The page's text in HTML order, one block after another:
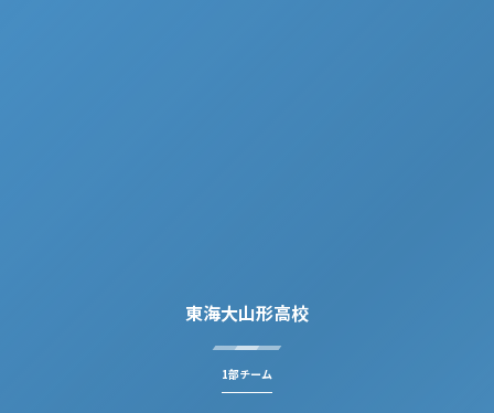
東海大山形高校
1部チーム